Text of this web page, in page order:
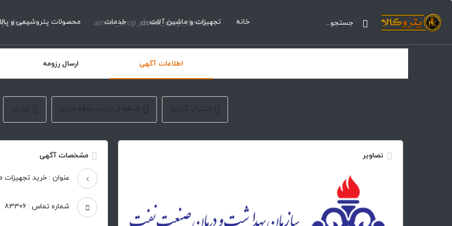
خانه تجهیزات و ماشین آلات
arrow_drop_down خدمات
arrow_drop_down محصولات پتروشیمی و
اطلاعات آگهی ارسال رزومه
اشتراک گذاری اضافه کردن به علاقه مندی گزارش
تصاویر مشخصات آگهی
عنوان : خرید تجهیزات
شماره تماس : 83306